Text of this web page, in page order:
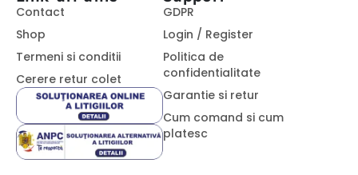
Contact
Shop
Termeni si conditii
Cerere retur colet
GDPR
Login / Register
Politica de
confidentialitate
Garantie si retur
Cum comand si cum
platesc